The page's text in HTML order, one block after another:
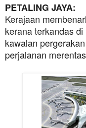
PETALING JAYA:
Kerajaan
kerana terkandas
kawalan
perjalanan